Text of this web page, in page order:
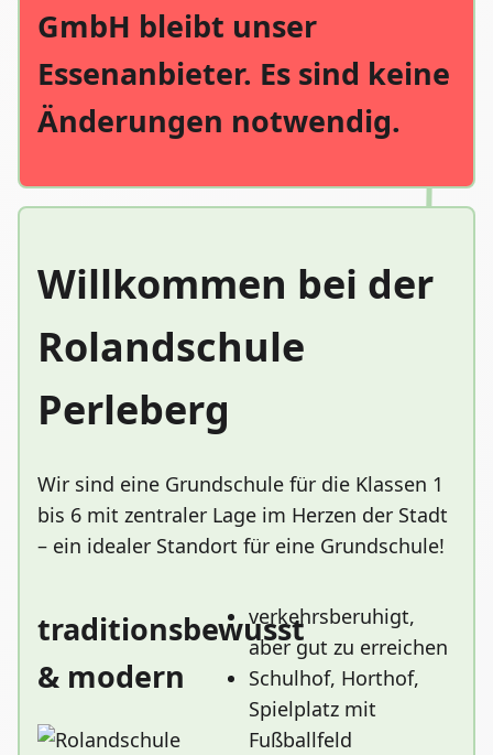
GmbH bleibt unser
Essenanbieter. Es sind keine
Änderungen notwendig.
Willkommen bei der
Rolandschule
Perleberg
Wir sind eine Grundschule für die Klassen 1
bis 6 mit zentraler Lage im Herzen der Stadt
– ein idealer Standort für eine Grundschule!
traditionsbewusst
& modern
verkehrsberuhigt,
aber gut zu erreichen
Schulhof, Horthof,
Spielplatz mit
Fußballfeld